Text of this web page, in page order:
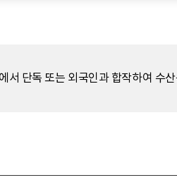
서 단독 또는 외국인과 합작하여 수